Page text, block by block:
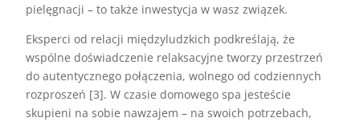
pielęgnacji – to także inwestycja w wasz związek.
Eksperci od relacji międzyludzkich podkreślają, że
wspólne doświadczenie relaksacyjne tworzy przestrzeń
do autentycznego połączenia, wolnego od codziennych
rozproszeń [3]. W czasie domowego spa jesteście
skupieni na sobie nawzajem – na swoich potrzebach,